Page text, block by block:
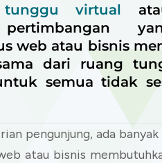
virtual
web atau bisnis
dari ruang
semua tidak
pengunjung, ada
atau bisnis